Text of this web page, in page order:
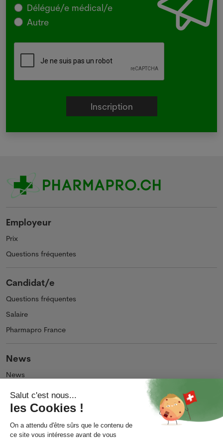
Délégué/e médical/e
Autre
Employeur
Prix
Questions fréquentes
Candidat/e
Questions fréquentes
Salaire
Pharmapro France
News
News
Podcasts et Vidéos
Qui sommes-nous ?